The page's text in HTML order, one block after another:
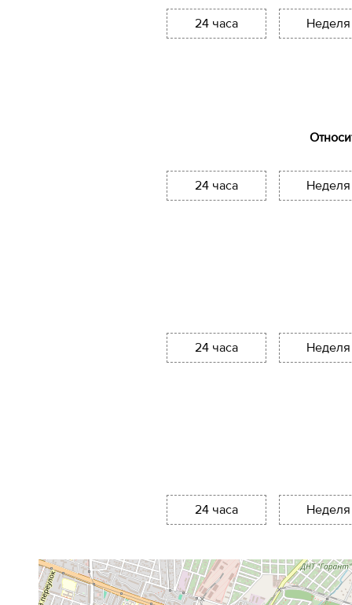
24 часа Неделя
24 часа Неделя
24 часа Неделя
24 часа Неделя